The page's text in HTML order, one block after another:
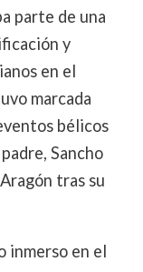
parte de una
y
en el
marcada
bélicos
Sancho
tras su
inmerso en el